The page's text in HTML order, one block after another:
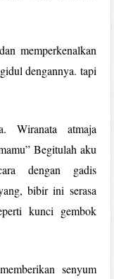
memperkenalkan
dengannya. tapi
Wiranata atmaja
Begitulah aku
dengan gadis
bibir ini serasa
kunci gembok
senyum